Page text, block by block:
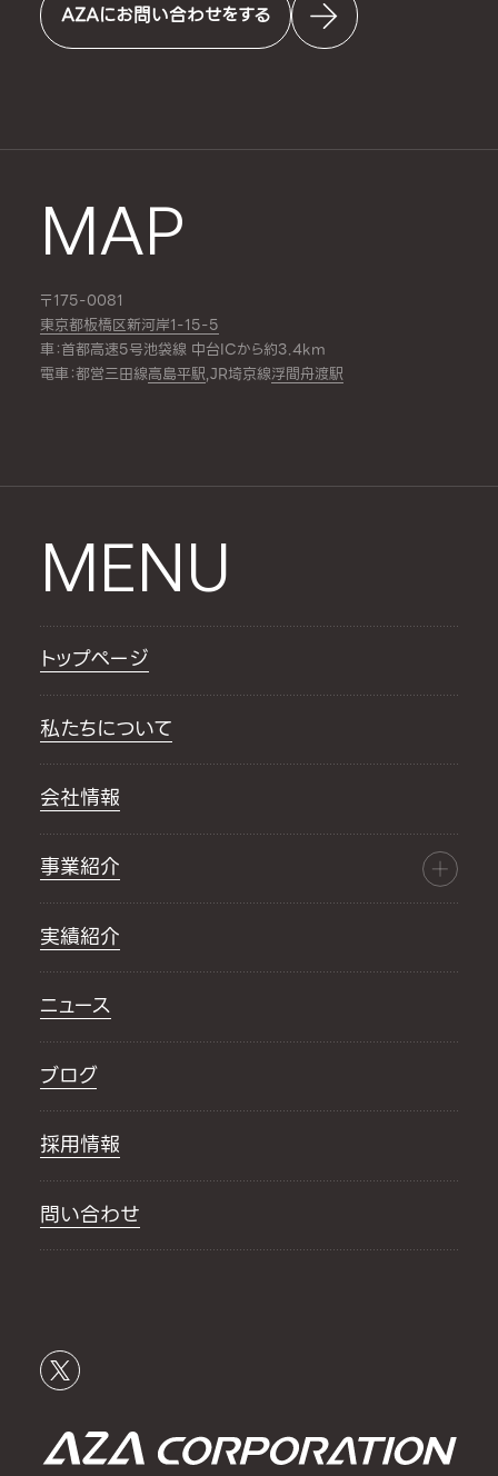
AZAにお問い合わせをする
MAP
〒175-0081
東京都板橋区新河岸1-15-5
車：首都高速5号池袋線 中台ICから約3.4km
電車：都営三田線高島平駅,JR埼京線浮間舟渡駅
MENU
トップページ
私たちについて
会社情報
事業紹介
実績紹介
ニュース
ブログ
採用情報
問い合わせ